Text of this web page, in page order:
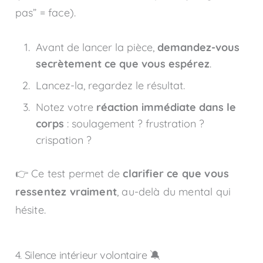
pas” = face).
Avant de lancer la pièce, demandez-vous
secrètement ce que vous espérez.
Lancez-la, regardez le résultat.
Notez votre réaction immédiate dans le
corps : soulagement ? frustration ?
crispation ?
👉 Ce test permet declarifier ce que vous
ressentez vraiment, au-delà du mental qui
hésite.
4. Silence intérieur volontaire 🔕